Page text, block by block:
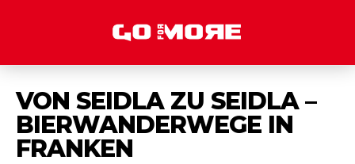
VON SEIDLA ZU SEIDLA –
BIERWANDERWEGE IN
FRANKEN